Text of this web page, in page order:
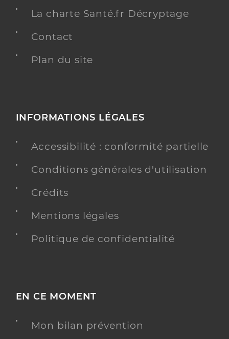
La charte Santé.fr Décryptage
Contact
Plan du site
INFORMATIONS LÉGALES
Accessibilité : conformité partielle
Conditions générales d'utilisation
Crédits
Mentions légales
Politique de confidentialité
EN CE MOMENT
Mon bilan prévention